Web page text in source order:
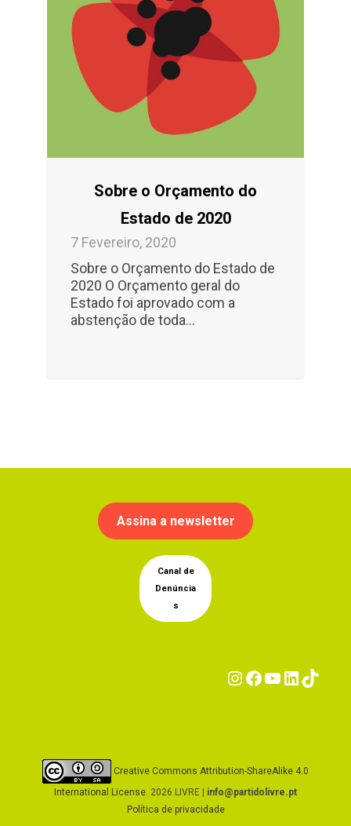
Sobre o Orçamento do
Estado de 2020
7 Fevereiro, 2020
Sobre o Orçamento do Estado de
2020 O Orçamento geral do
Estado foi aprovado com a
abstenção de toda...
Assina a newsletter
Canal de
Denúncia
s
Instagram
Facebook
Creative Commons Attribution-ShareAlike 4.0
International License. 2026 LIVRE | info@partidolivre.pt
Política de privacidade